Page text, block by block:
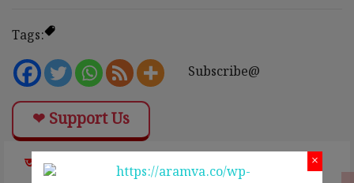
Tags:
Subscribe@
❤ Support Us
আরও পড়ুন ➤ ×